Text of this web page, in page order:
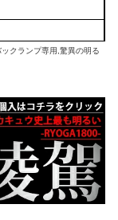
クランプ専用,驚異の明る